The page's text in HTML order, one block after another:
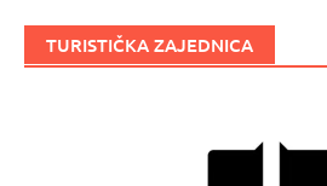
TURISTIČKA ZAJEDNICA